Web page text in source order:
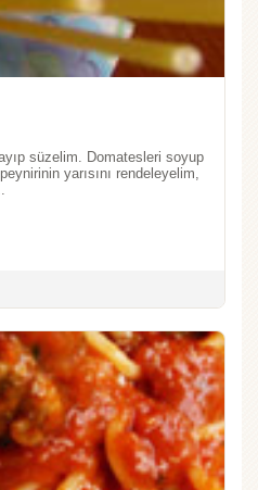
süzelim. Domatesleri soyup
yarısını rendeleyelim,